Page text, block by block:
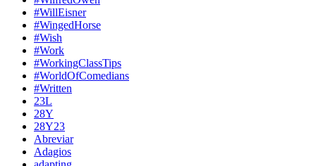
#WillEisner
#WingedHorse
#Wish
#Work
#WorkingClassTips
#WorldOfComedians
#Written
23L
28Y
28Y23
Abreviar
Adagios